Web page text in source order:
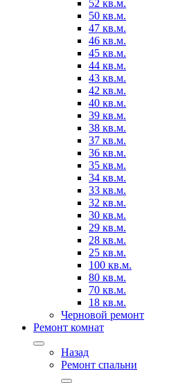
52 кв.м.
50 кв.м.
47 кв.м.
46 кв.м.
45 кв.м.
44 кв.м.
43 кв.м.
42 кв.м.
40 кв.м.
39 кв.м.
38 кв.м.
37 кв.м.
36 кв.м.
35 кв.м.
34 кв.м.
33 кв.м.
32 кв.м.
30 кв.м.
29 кв.м.
28 кв.м.
25 кв.м.
100 кв.м.
80 кв.м.
70 кв.м.
18 кв.м.
Черновой ремонт
Ремонт комнат
Назад
Ремонт спальни